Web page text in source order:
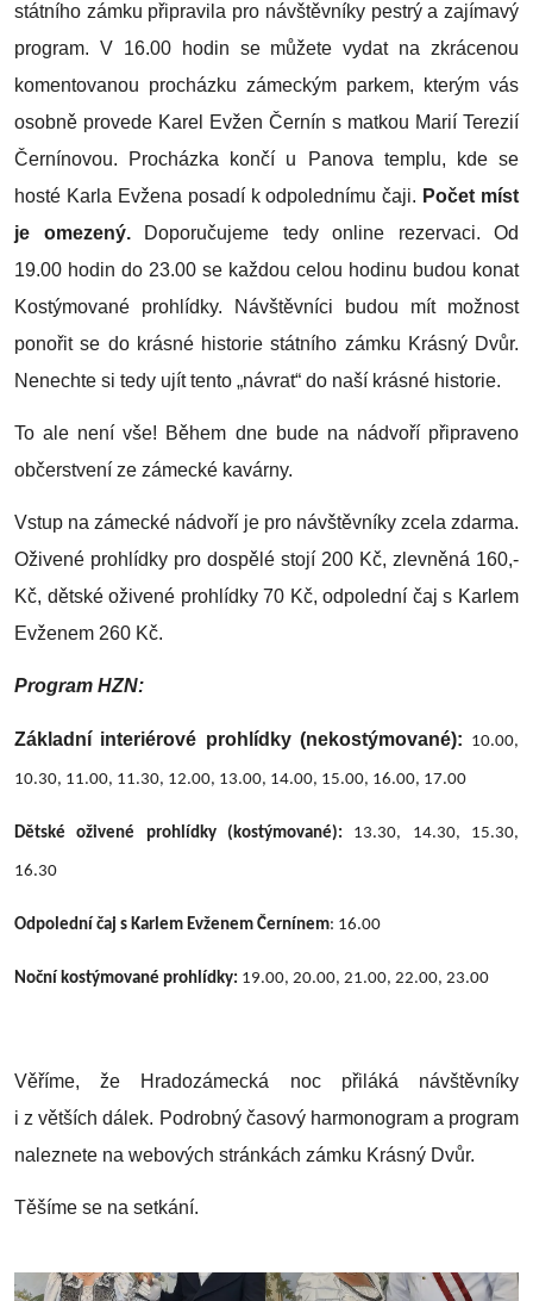
státního zámku připravila pro návštěvníky pestrý a zajímavý
program. V 16.00 hodin se můžete vydat na zkrácenou
komentovanou procházku zámeckým parkem, kterým vás
osobně provede Karel Evžen Černín s matkou Marií Terezií
Černínovou. Procházka končí u Panova templu, kde se
hosté Karla Evžena posadí k odpolednímu čaji. Počet míst
je omezený.Doporučujeme tedy online rezervaci. Od
19.00 hodin do 23.00 se každou celou hodinu budou konat
Kostýmované prohlídky. Návštěvníci budou mít možnost
ponořit se do krásné historie státního zámku Krásný Dvůr.
Nenechte si tedy ujít tento „návrat“ do naší krásné historie.
To ale není vše! Během dne bude na nádvoří připraveno
občerstvení ze zámecké kavárny.
Vstup na zámecké nádvoří je pro návštěvníky zcela zdarma.
Oživené prohlídky pro dospělé stojí 200 Kč, zlevněná 160,-
Kč, dětské oživené prohlídky 70 Kč, odpolední čaj s Karlem
Evženem 260 Kč.
Program HZN:
Základní interiérové prohlídky (nekostýmované): 10.00,
10.30, 11.00, 11.30, 12.00, 13.00, 14.00, 15.00, 16.00, 17.00
Dětské oživené prohlídky (kostýmované): 13.30, 14.30, 15.30,
16.30
Odpolední čaj s Karlem Evženem Černínem: 16.00
Noční kostýmované prohlídky: 19.00, 20.00, 21.00, 22.00, 23.00
Věříme, že Hradozámecká noc přiláká návštěvníky
i z větších dálek. Podrobný časový harmonogram a program
naleznete na webových stránkách zámku Krásný Dvůr.
Těšíme se na setkání.